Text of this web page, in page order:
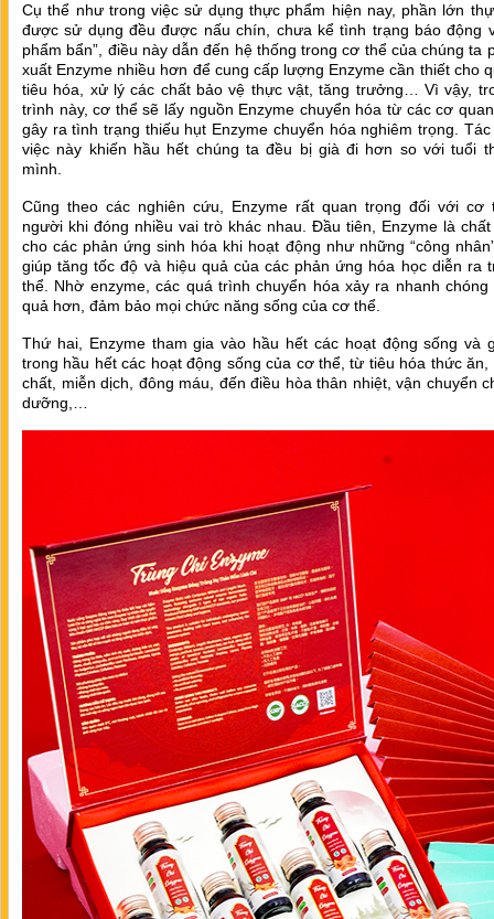
Cụ thể như trong việc sử dụng thực phẩm hiện nay, phần lớn
được sử dụng đều được nấu chín, chưa kể tình trạng báo động
phẩm bẩn”, điều này dẫn đến hệ thống trong cơ thể của chúng ta
xuất Enzyme nhiều hơn để cung cấp lượng Enzyme cần thiết cho
tiêu hóa, xử lý các chất bảo vệ thực vật, tăng trưởng… Vì vậy,
trình này, cơ thể sẽ lấy nguồn Enzyme chuyển hóa từ các cơ
gây ra tình trạng thiếu hụt Enzyme chuyển hóa nghiêm trọng.
việc này khiến hầu hết chúng ta đều bị già đi hơn so với tuổi
mình.
Cũng theo các nghiên cứu, Enzyme rất quan trọng đối với cơ
người khi đóng nhiều vai trò khác nhau. Đầu tiên, Enzyme là
cho các phản ứng sinh hóa khi hoạt động như những “công
giúp tăng tốc độ và hiệu quả của các phản ứng hóa học diễn ra
thể. Nhờ enzyme, các quá trình chuyển hóa xảy ra nhanh chóng
quả hơn, đảm bảo mọi chức năng sống của cơ thể.
Thứ hai, Enzyme tham gia vào hầu hết các hoạt động sống và
trong hầu hết các hoạt động sống của cơ thể, từ tiêu hóa thức ăn,
chất, miễn dịch, đông máu, đến điều hòa thân nhiệt, vận chuyển
dưỡng,…